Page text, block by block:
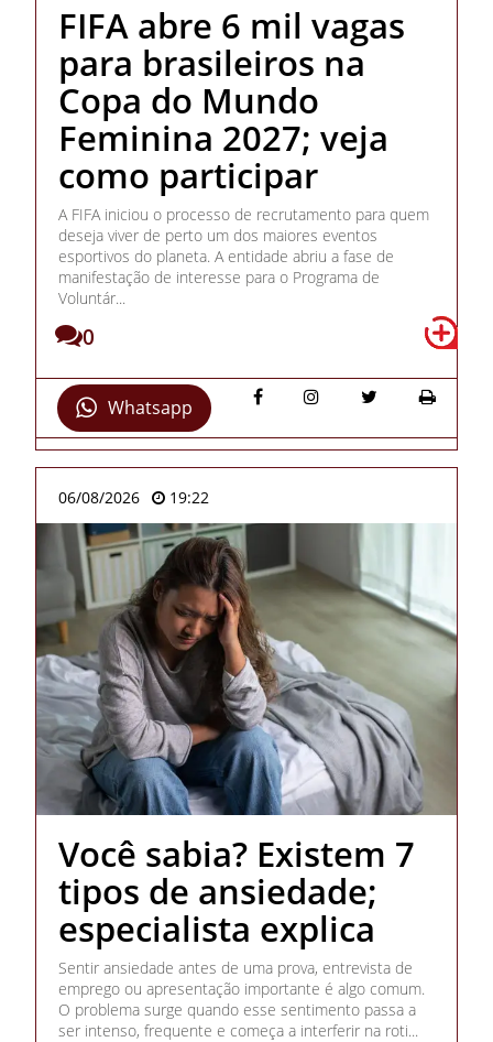
FIFA abre 6 mil vagas
para brasileiros na
Copa do Mundo
Feminina 2027; veja
como participar
A FIFA iniciou o processo de recrutamento para quem
deseja viver de perto um dos maiores eventos
esportivos do planeta. A entidade abriu a fase de
manifestação de interesse para o Programa de
Voluntár...
0
Whatsapp
06/08/2026 19:22
Você sabia? Existem 7
tipos de ansiedade;
especialista explica
Sentir ansiedade antes de uma prova, entrevista de
emprego ou apresentação importante é algo comum.
O problema surge quando esse sentimento passa a
ser intenso, frequente e começa a interferir na roti...